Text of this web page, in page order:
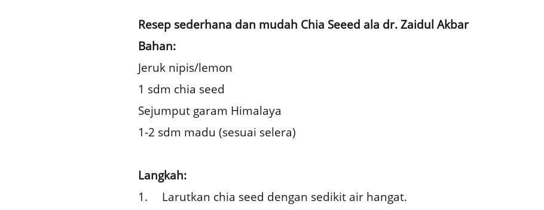
Resep sederhana dan mudah Chia Seeed ala dr. Zaidul Akbar
Bahan:
Jeruk nipis/lemon
1 sdm chia seed
Sejumput garam Himalaya
1-2 sdm madu (sesuai selera)
Langkah:
1.
Larutkan chia seed dengan sedikit air hangat.